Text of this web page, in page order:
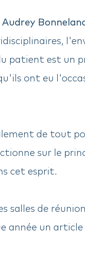
Audrey
patient est un
ont eu
de tout
sur le
cet esprit.
salles de
année un article